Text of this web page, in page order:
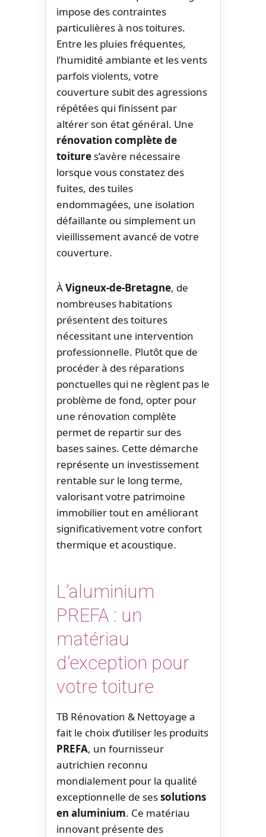
impose des contraintes
particulières à nos toitures.
Entre les pluies fréquentes,
l’humidité ambiante et les vents
parfois violents, votre
couverture subit des agressions
répétées qui finissent par
altérer son état général. Une
rénovation complète de
toiture s’avère nécessaire
lorsque vous constatez des
fuites, des tuiles
endommagées, une isolation
défaillante ou simplement un
vieillissement avancé de votre
couverture.
ÀVigneux-de-Bretagne, de
nombreuses habitations
présentent des toitures
nécessitant une intervention
professionnelle. Plutôt que de
procéder à des réparations
ponctuelles qui ne règlent pas le
problème de fond, opter pour
une rénovation complète
permet de repartir sur des
bases saines. Cette démarche
représente un investissement
rentable sur le long terme,
valorisant votre patrimoine
immobilier tout en améliorant
significativement votre confort
thermique et acoustique.
L’aluminium
PREFA : un
matériau
d’exception pour
votre toiture
TB Rénovation & Nettoyage a
fait le choix d’utiliser les produits
PREFA, un fournisseur
autrichien reconnu
mondialement pour la qualité
exceptionnelle de sessolutions
en aluminium. Ce matériau
innovant présente des